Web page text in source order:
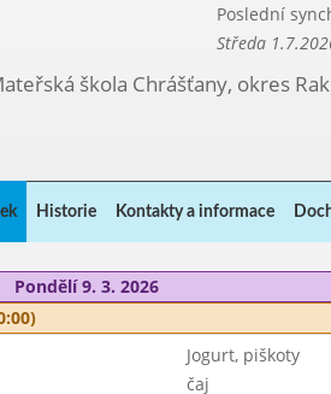
Poslední
Středa
škola Chrášťany, okres
Historie Kontakty a informace
Pondělí 9. 3. 2026
Jogurt, piškoty
čaj